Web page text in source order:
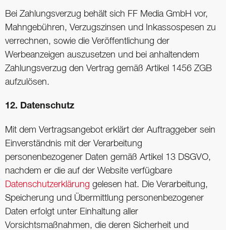
Bei Zahlungsverzug behält sich FF Media GmbH vor,
Mahngebühren, Verzugszinsen und Inkassospesen zu
verrechnen, sowie die Veröffentlichung der
Werbeanzeigen auszusetzen und bei anhaltendem
Zahlungsverzug den Vertrag gemäß Artikel 1456 ZGB
aufzulösen.
12. Datenschutz
Mit dem Vertragsangebot erklärt der Auftraggeber sein
Einverständnis mit der Verarbeitung
personenbezogener Daten gemäß Artikel 13 DSGVO,
nachdem er die auf der Website verfügbare
Datenschutzerklärung gelesen hat. Die Verarbeitung,
Speicherung und Übermittlung personenbezogener
Daten erfolgt unter Einhaltung aller
Vorsichtsmaßnahmen, die deren Sicherheit und